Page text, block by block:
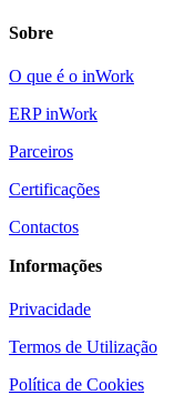
Sobre
O que é o inWork
ERP inWork
Parceiros
Certificações
Contactos
Informações
Privacidade
Termos de Utilização
Política de Cookies